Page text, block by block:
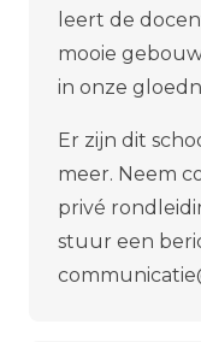
leert de
mooie
in onze
Er zijn dit
meer. Neem
privé
stuur een